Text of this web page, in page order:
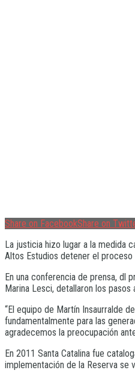
Share on FacebookShare on
La justicia hizo lugar a la medida
Altos Estudios detener el
En una conferencia de prensa, dl
Marina Lesci, detallaron los
“El equipo de Martín Insaurralde
fundamentalmente para las
agradecemos la preocupación
En 2011 Santa Catalina fue
implementación de la Reserva se